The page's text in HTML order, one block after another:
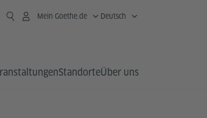
Mein Goethe.de Deutsch
StandorteÜber uns